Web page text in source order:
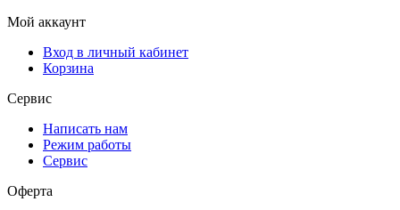
Мой аккаунт
Вход в личный кабинет
Корзина
Сервис
Написать нам
Режим работы
Сервис
Оферта